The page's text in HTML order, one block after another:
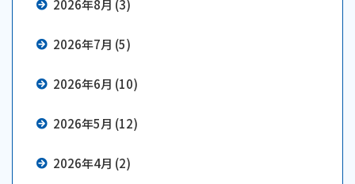
2026年8月 (3)
2026年7月 (5)
2026年6月 (10)
2026年5月 (12)
2026年4月 (2)